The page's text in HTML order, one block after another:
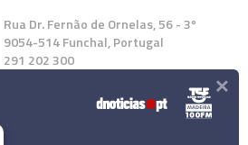
Rua Dr. Fernão de Ornelas, 56 - 3º
9054-514 Funchal, Portugal
291 202 300
Instale a nossa App ×